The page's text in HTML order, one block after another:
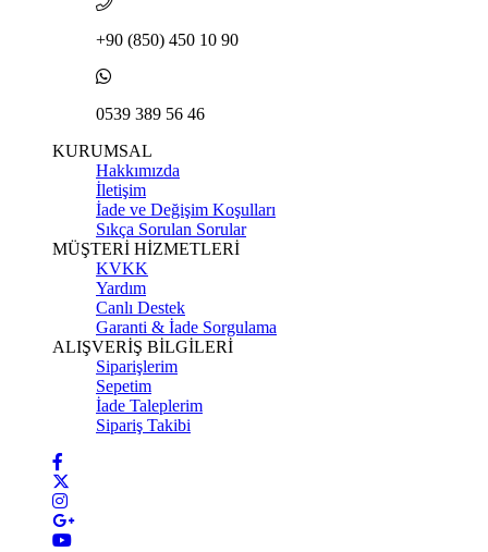
+90 (850) 450 10 90
0539 389 56 46
KURUMSAL
Hakkımızda
İletişim
İade ve Değişim Koşulları
Sıkça Sorulan Sorular
MÜŞTERİ HİZMETLERİ
KVKK
Yardım
Canlı Destek
Garanti & İade Sorgulama
ALIŞVERİŞ BİLGİLERİ
Siparişlerim
Sepetim
İade Taleplerim
Sipariş Takibi